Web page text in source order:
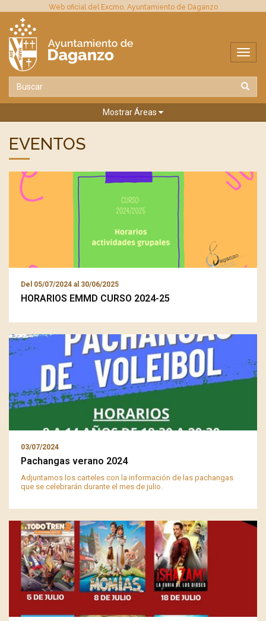
Web oficial del Excmo. Ayuntamiento de Daganzo
Mostrar Áreas
EVENTOS
Del 05/07/2024 al 30/06/2025
HORARIOS EMMD CURSO 2024-25
03/07/2024
Pachangas verano 2024
Adjuntamos los carteles con la información de las pachangas
que se celebrarán durante el mes de julio.